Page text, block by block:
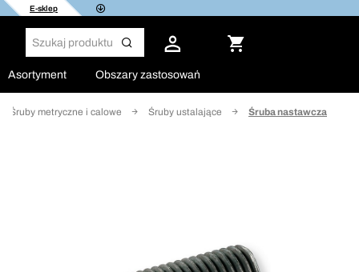
E-sklep
Asortyment Obszary zastosowań
Śruby metryczne i calowe Śruby ustalające Śruba nastawcza